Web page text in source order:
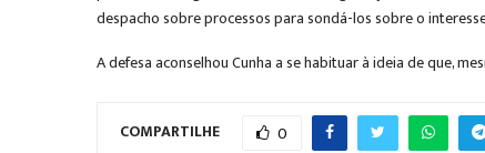
despacho sobre processos para sondá-los sobre o
A defesa aconselhou Cunha a se habituar à ideia de que,
COMPARTILHE 0